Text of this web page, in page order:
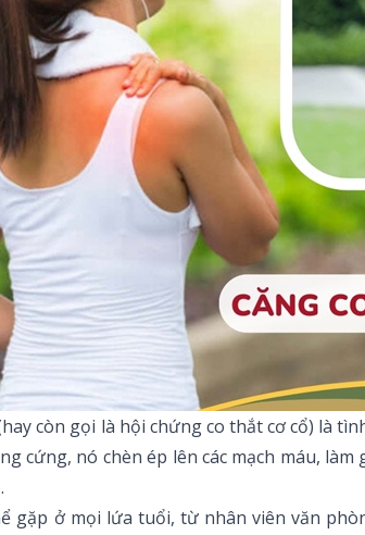
còn gọi là hội chứng co thắt cơ cổ) là
cứng, nó chèn ép lên các mạch máu,
gặp ở mọi lứa tuổi, từ nhân viên văn